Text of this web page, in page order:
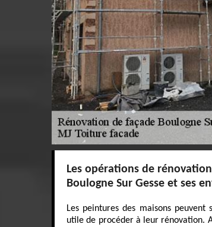
Les opérations de
Boulogne Sur Gesse et ses
Les peintures des maisons
utile de procéder à leur rénovation.